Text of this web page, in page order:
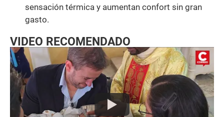
sensación térmica y aumentan confort sin gran
gasto.
VIDEO RECOMENDADO